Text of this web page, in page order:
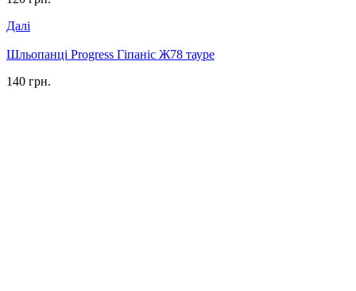
Далі
Шльопанці Progress Гіпаніс Ж78 тауре
140 грн.